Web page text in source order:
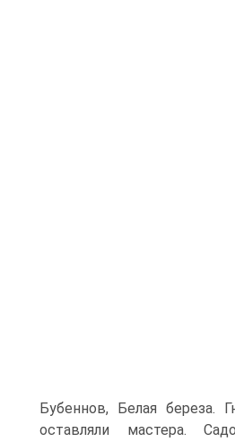
Бубеннов, Белая береза.
оставляли мастера.